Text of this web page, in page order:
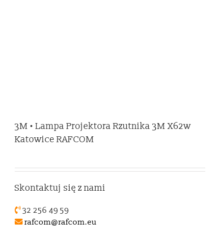
3M • Lampa Projektora Rzutnika 3M X62w
Katowice RAFCOM
Skontaktuj się z nami
32 256 49 59
rafcom@rafcom.eu